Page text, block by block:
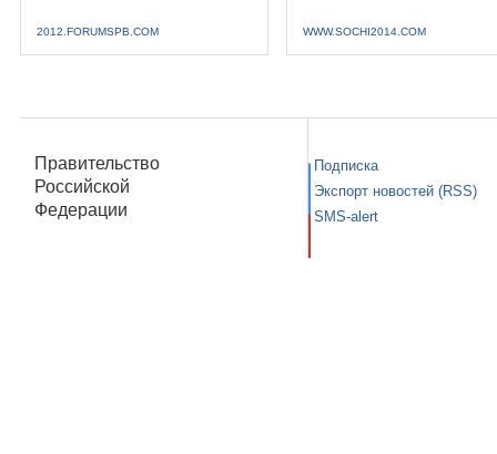
2012.FORUMSPB.COM WWW.SOCHI2014.COM
Правительство
Российской
Федерации
Подписка
Экспорт новостей (RSS)
SMS-alert